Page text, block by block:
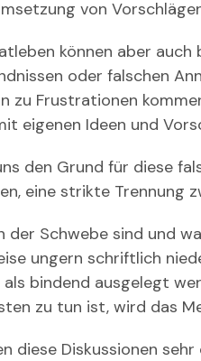
von
können aber
oder falschen
zu Frustrationen
eigenen Ideen und
den Grund für diese
eine strikte Trennung
der Schwebe sind und
ungern schriftlich
bindend ausgelegt
zu tun ist, wird das
diese Diskussionen